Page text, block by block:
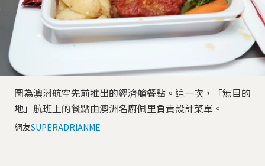
圖為澳洲航空先前推出的經濟艙餐點。這一次，「無目的
地」航班上的餐點由澳洲名廚佩里負責設計菜單。
網友SUPERADRIANME